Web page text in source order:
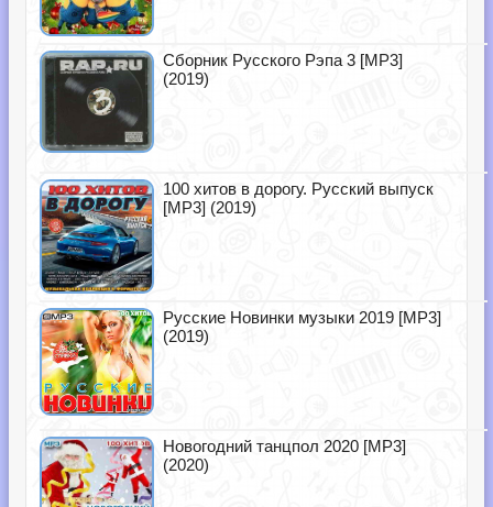
Сборник Русского Рэпа 3 [MP3]
(2019)
100 хитов в дорогу. Русский выпуск
[MP3] (2019)
Русские Новинки музыки 2019 [MP3]
(2019)
Новогодний танцпол 2020 [MP3]
(2020)